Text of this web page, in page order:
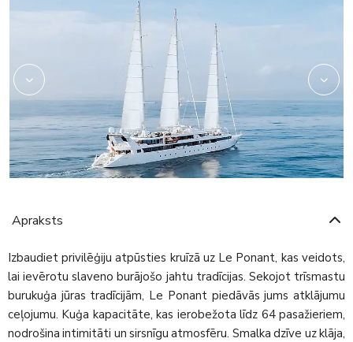
Apraksts
Izbaudiet privilēģiju atpūsties kruīzā uz Le Ponant, kas veidots,
lai ievērotu slaveno burājošo jahtu tradīcijas. Sekojot trīsmastu
burukuģa jūras tradīcijām, Le Ponant piedāvās jums atklājumu
ceļojumu. Kuģa kapacitāte, kas ierobežota līdz 64 pasažieriem,
nodrošina intimitāti un sirsnīgu atmosfēru. Smalka dzīve uz klāja,